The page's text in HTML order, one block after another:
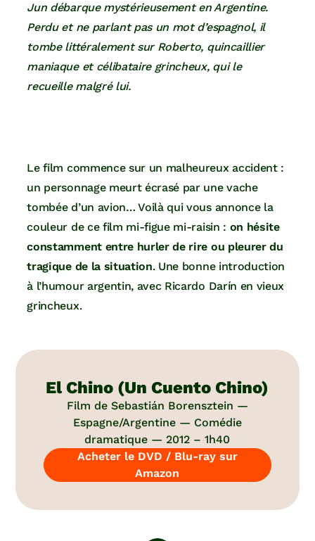
Jun débarque mystérieusement en Argentine.
Perdu et ne parlant pas un mot d’espagnol, il
tombe littéralement sur Roberto, quincaillier
maniaque et célibataire grincheux, qui le
recueille malgré lui.
Le film commence sur un malheureux accident :
un personnage meurt écrasé par une vache
tombée d’un avion… Voilà qui vous annonce la
couleur de ce film mi-figue mi-raisin : on hésite
constamment entre hurler de rire ou pleurer du
tragique de la situation. Une bonne introduction
à l’humour argentin, avec Ricardo Darín en vieux
grincheux.
El Chino (Un Cuento Chino)
Film de Sebastián Borensztein —
Espagne/Argentine — Comédie
dramatique — 2012 – 1h40
Acheter le DVD / Blu-ray sur
Amazon